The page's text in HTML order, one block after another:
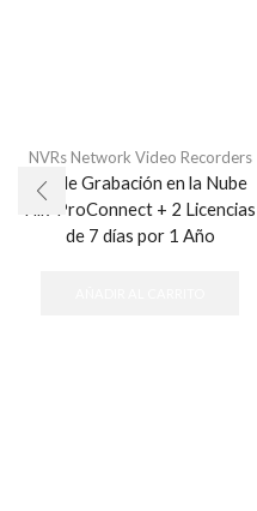
NVRs Network Video Recorders
Kit de Grabación en la Nube
Hik-ProConnect + 2 Licencias
de 7 días por 1 Año